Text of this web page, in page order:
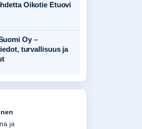
Oikotie Etuovi
Oy –
turvallisuus ja
aiheesta Pirilän